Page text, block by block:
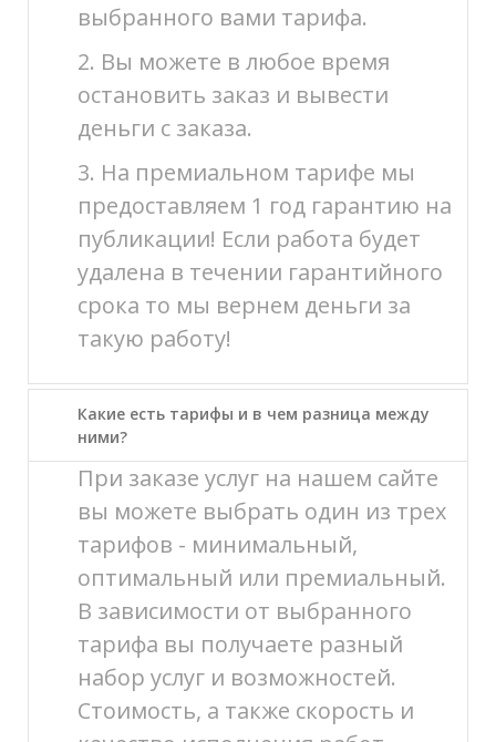
выбранного вами тарифа.
2. Вы можете в любое время
остановить заказ и вывести
деньги с заказа.
3. На премиальном тарифе мы
предоставляем 1 год гарантию на
публикации! Если работа будет
удалена в течении гарантийного
срока то мы вернем деньги за
такую работу!
Какие есть тарифы и в чем разница между
ними?
При заказе услуг на нашем сайте
вы можете выбрать один из трех
тарифов - минимальный,
оптимальный или премиальный.
В зависимости от выбранного
тарифа вы получаете разный
набор услуг и возможностей.
Стоимость, а также скорость и